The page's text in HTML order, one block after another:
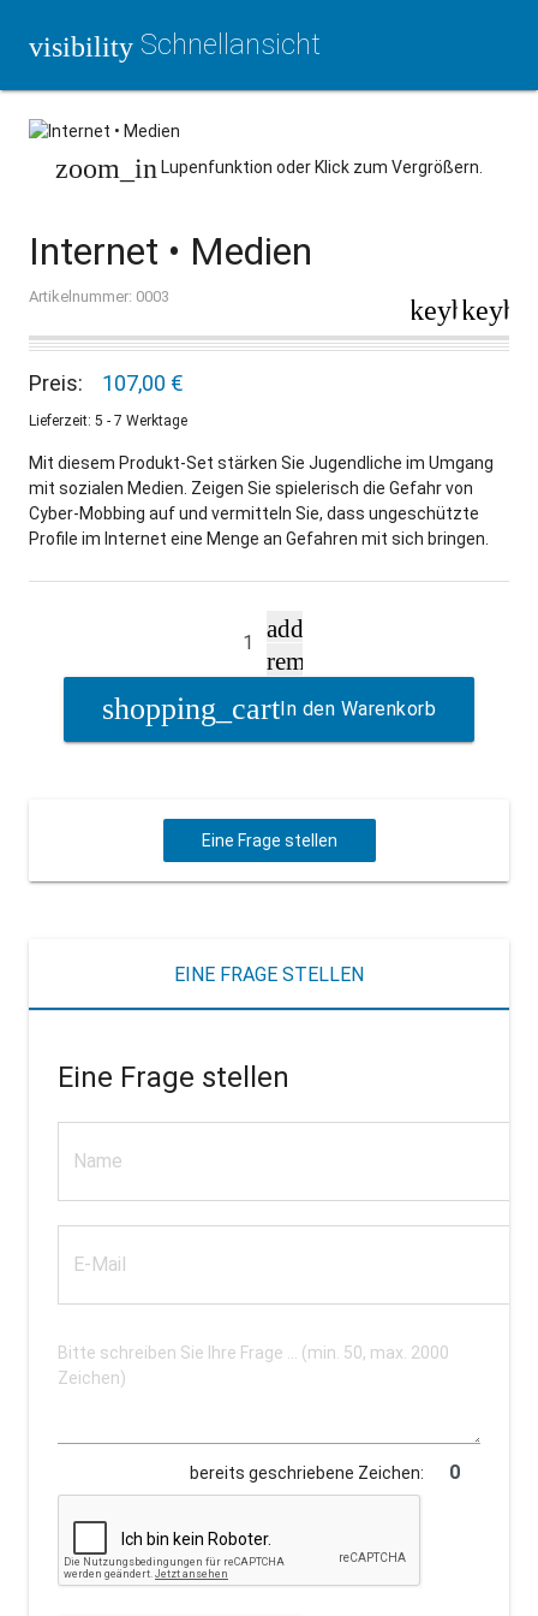
visibility Schnellansicht
zoom_in Lupenfunktion oder Klick zum Vergrößern.
Internet • Medien
Artikelnummer: 0003
Preis: 107,00 €
Lieferzeit: 5 - 7 Werktage
Mit diesem Produkt-Set stärken Sie Jugendliche im Umgang
mit sozialen Medien. Zeigen Sie spielerisch die Gefahr von
Cyber-Mobbing auf und vermitteln Sie, dass ungeschützte
Profile im Internet eine Menge an Gefahren mit sich bringen.
add
remove
In den Warenkorb
Eine Frage stellen
EINE FRAGE STELLEN
Eine Frage stellen
bereits geschriebene Zeichen: